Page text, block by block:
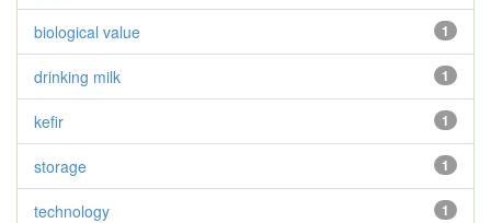
1
biological value
1
drinking milk
1
kefir
1
storage
1
technology